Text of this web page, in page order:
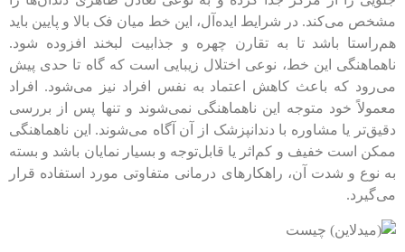
مشخص می‌کند. در شرایط ایده‌آل، این خط میان فک بالا و پایین باید
هم‌راستا باشد تا به تقارن چهره و جذابیت لبخند افزوده شود.
ناهماهنگی این خط، نوعی اختلال زیبایی است که گاه تا حدی پیش
می‌رود که باعث کاهش اعتماد به نفس افراد نیز می‌شود. افراد
معمولاً خود متوجه این ناهماهنگی نمی‌شوند و تنها پس از بررسی
دقیق‌تر یا مشاوره با دندانپزشک از آن آگاه می‌شوند. این ناهماهنگی
ممکن است خفیف و کم‌اثر یا قابل‌توجه و بسیار نمایان باشد و بسته
به نوع و شدت آن، راهکارهای درمانی متفاوتی مورد استفاده قرار
می‌گیرد.